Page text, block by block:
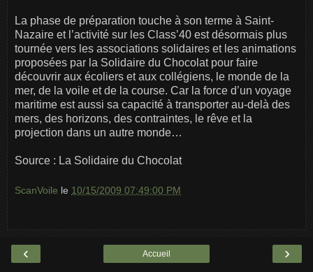
La phase de préparation touche à son terme à Saint-
Nazaire et l’activité sur les Class’40 est désormais plus
tournée vers les associations solidaires et les animations
proposées par la Solidaire du Chocolat pour faire
découvrir aux écoliers et aux collégiens, le monde de la
mer, de la voile et de la course. Car la force d’un voyage
maritime est aussi sa capacité à transporter au-delà des
mers, des horizons, des contraintes, le rêve et la
projection dans un autre monde…
Source : La Solidaire du Chocolat
ScanVoile le 10/15/2009 07:49:00 PM
‹ ›
Accueil